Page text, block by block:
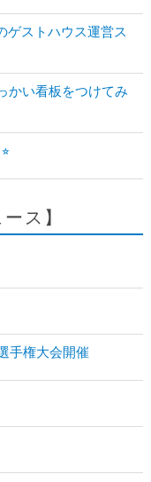
ゲストハウス運営ス
かい看板をつけてみ
ス】
手権大会開催